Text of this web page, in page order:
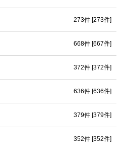
273件 [273件]
668件 [667件]
372件 [372件]
636件 [636件]
379件 [379件]
352件 [352件]